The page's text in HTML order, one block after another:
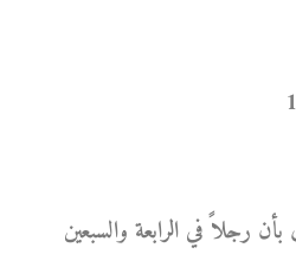
رجلاً في الرابعة والسبعين